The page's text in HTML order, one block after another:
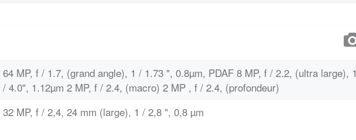
64 MP, f / 1.7, (grand angle), 1 / 1.73 ", 0.8µm, PDAF 8 MP, f / 2.2, (ultra large), 1
/ 4.0", 1.12µm 2 MP, f / 2.4, (macro) 2 MP , f / 2.4, (profondeur)
32 MP, f / 2,4, 24 mm (large), 1 / 2,8 ", 0,8 µm